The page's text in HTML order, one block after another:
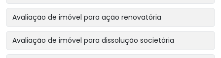
Avaliação de imóvel para ação renovatória
Avaliação de imóvel para dissolução societária